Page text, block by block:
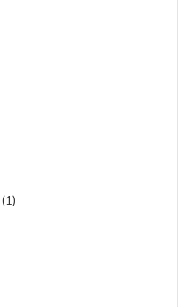
(1)